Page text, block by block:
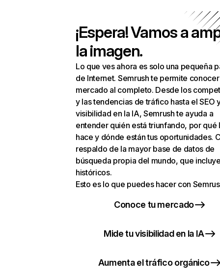
¡Espera! Vamos a
la imagen.
Lo que ves ahora es solo una pequeña
de Internet. Semrush te permite
mercado al completo. Desde los
y las tendencias de tráfico hasta el SEO
visibilidad en la IA, Semrush te ayuda a
entender quién está triunfando, por qué
hace y dónde están tus oportunidades.
respaldo de la mayor base de datos de
búsqueda propia del mundo, que
históricos.
Esto es lo que puedes hacer con
Conoce tu mercado
Mide tu visibilidad en la IA
Aumenta el tráfico orgánico